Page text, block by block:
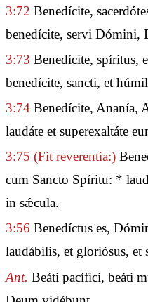
3:72 Benedícite,
benedícite, servi Dómini,
3:73 Benedícite, spíritus,
benedícite, sancti, et
3:74 Benedícite, Ananía,
laudáte et superexaltáte
3:75 (Fit reverentia:)
cum Sancto Spíritu: *
in sǽcula.
3:56 Benedíctus es,
laudábilis, et gloriósus, et
Ant. Beáti pacífici, beáti